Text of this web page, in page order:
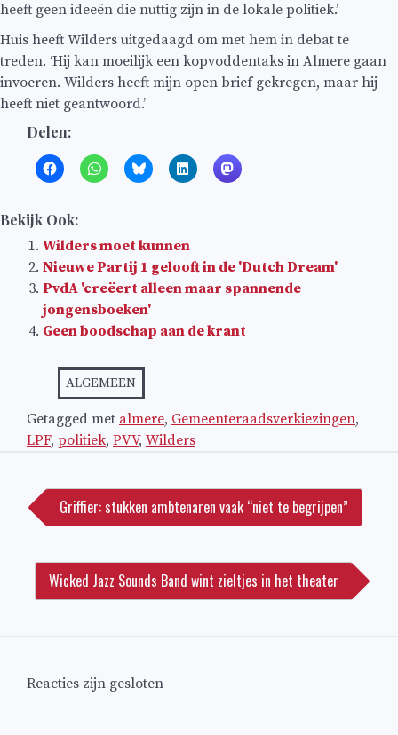
heeft geen ideeën die nuttig zijn in de lokale politiek.’
Huis heeft Wilders uitgedaagd om met hem in debat te
treden. ‘Hij kan moeilijk een kopvoddentaks in Almere gaan
invoeren. Wilders heeft mijn open brief gekregen, maar hij
heeft niet geantwoord.’
Delen:
Bekijk Ook:
Wilders moet kunnen
Nieuwe Partij 1 gelooft in de 'Dutch Dream'
PvdA 'creëert alleen maar spannende
jongensboeken'
Geen boodschap aan de krant
ALGEMEEN
Getagged met almere, Gemeenteraadsverkiezingen,
LPF, politiek, PVV, Wilders
navigatie
Griffier: stukken ambtenaren vaak “niet te begrijpen”
Wicked Jazz Sounds Band wint zieltjes in het theater
Reacties zijn gesloten